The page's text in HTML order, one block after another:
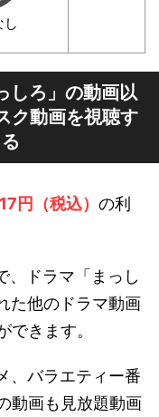
し
しろ」の動画以
ク動画を視聴す
円（税込） の利
、ドラマ「まっし
た他のドラマ動画
できます。
、バラエティー番
動画も見放題動画